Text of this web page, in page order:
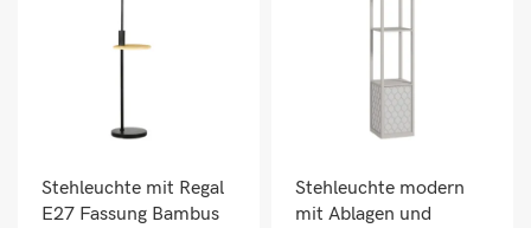
Stehleuchte mit Regal
E27 Fassung Bambus
Stehleuchte modern
mit Ablagen und